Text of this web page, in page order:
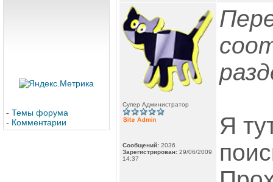
- Темы форума
- Комментарии
Супер Администратор
Сообщений: 2036
Зарегистрирован: 29/06/2009
14:37
Я